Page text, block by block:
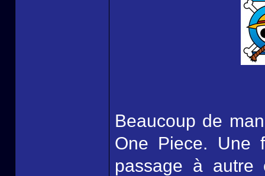
Beaucoup de
One Piece. Une
passage à